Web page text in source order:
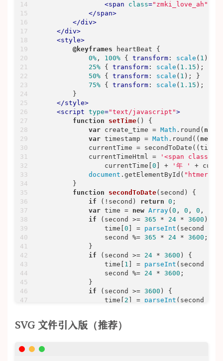
<span class="zmki_love_ah"
</span>
</div>
</div>
<style>
@keyframes heartBeat {
0% , 100% { transform : scale ( 1 ); }
25% { transform : scale ( 1.15 ); }
50% { transform : scale ( 1 ); }
75% { transform : scale ( 1.15 ); }
        }
</style>
<script type="text/javascript">
function
setTime( ) {
var create_time = Math .round( new
var timestamp = Math .round(( new
currentTime =
            currentTimeHtml =
'<span
                currentTime[
0 ] + '年 '
+
document .getElementById(
        }
function
secondToDate( second ) {
if (!second) return 0 ;
var time = new Array( 0 , 0 , 0 ,
if (second >= 365 * 24 * 3600 ) {
                time[
0 ] = parseInt (second / (
                second %=
365 * 24 * 3600 ;
            }
if (second >= 24 * 3600 ) {
                time[
1 ] = parseInt (second / (
                second %=
24 * 3600 ;
            }
if (second >= 3600 ) {
                time[
2 ] = parseInt (second /
            }
if (second >=
                second %=
            }
SVG 文件引入版（推荐）